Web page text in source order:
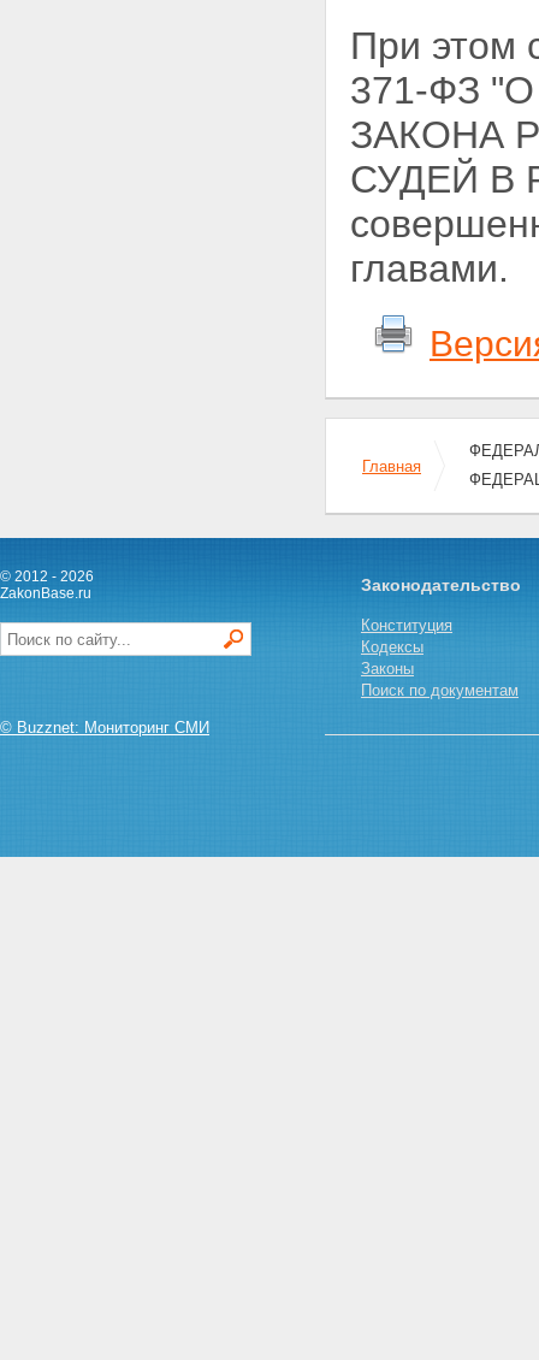
При этом
371-ФЗ
ЗАКОНА
СУДЕЙ В
главами.
Главная
© 2012 - 2026
ZakonBase.ru
© Buzznet: Мониторинг СМИ
Законодательство
Конституция
Кодексы
Законы
Поиск по документам